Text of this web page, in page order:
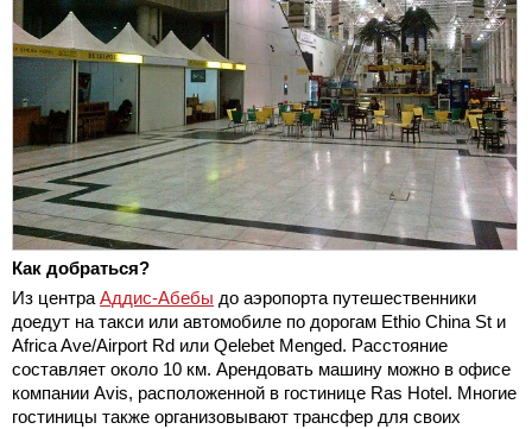
Как добраться?
Из центраАддис-Абебы до аэропорта путешественники
доедут на такси или автомобиле по дорогам Ethio China St и
Africa Ave/Airport Rd или Qelebet Menged. Расстояние
составляет около 10 км. Арендовать машину можно в офисе
компании Avis, расположенной в гостинице Ras Hotel. Многие
гостиницы также организовывают трансфер для своих